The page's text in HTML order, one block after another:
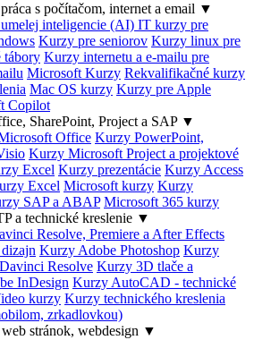
s počítačom, internet a email ▼
inteligencie (AI) IT kurzy pre
Kurzy pre seniorov Kurzy linux pre
tábory Kurzy internetu a e-mailu pre
Microsoft Kurzy Rekvalifikačné kurzy
Mac OS kurzy Kurzy pre Apple
Copilot
SharePoint, Project a SAP ▼
Office Kurzy PowerPoint,
Kurzy Microsoft Project a projektové
Excel Kurzy prezentácie Kurzy Access
Excel Microsoft kurzy Kurzy
SAP a ABAP Microsoft 365 kurzy
a technické kreslenie ▼
Resolve, Premiere a After Effects
Kurzy Adobe Photoshop Kurzy
Resolve Kurzy 3D tlače a
InDesign Kurzy AutoCAD - technické
kurzy Kurzy technického kreslenia
zrkadlovkou)
stránok, webdesign ▼